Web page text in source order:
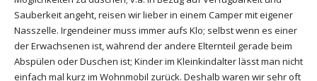
Sauberkeit angeht, reisen wir lieber in einem Camper mit eigener
Nasszelle. Irgendeiner muss immer aufs Klo; selbst wenn es einer
der Erwachsenen ist, während der andere Elternteil gerade beim
Abspülen oder Duschen ist; Kinder im Kleinkindalter lässt man nicht
einfach mal kurz im Wohnmobil zurück. Deshalb waren wir sehr oft